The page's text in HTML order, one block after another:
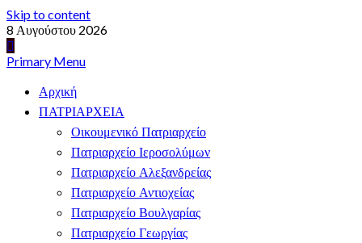
Skip to content
8 Αυγούστου 2026
Primary Menu
Αρχική
ΠΑΤΡΙΑΡΧΕΙΑ
Οικουμενικό Πατριαρχείο
Πατριαρχείο Ιεροσολύμων
Πατριαρχείο Αλεξανδρείας
Πατριαρχείο Αντιοχείας
Πατριαρχείο Βουλγαρίας
Πατριαρχείο Γεωργίας